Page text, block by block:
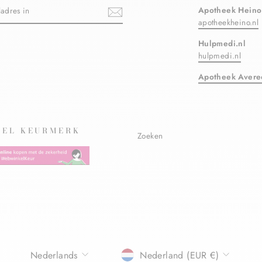
Apotheek Heino
apotheekheino.nl
Hulpmedi.nl
hulpmedi.nl
Apotheek
KEURMERK Zoeken
TAAL
Nederlands Nederland (EUR €)